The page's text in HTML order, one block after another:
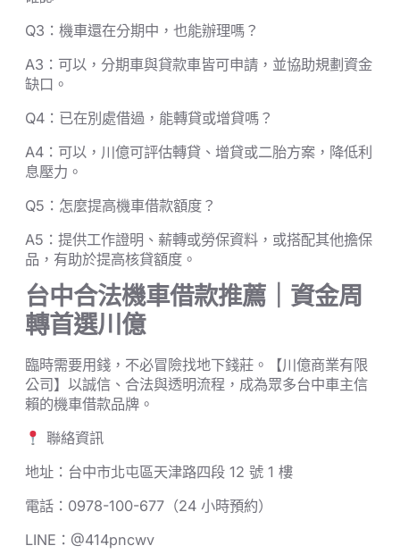
Q3：機車還在分期中，也能辦理嗎？
A3：可以，分期車與貸款車皆可申請，並協助規劃資金
缺口。
Q4：已在別處借過，能轉貸或增貸嗎？
A4：可以，川億可評估轉貸、增貸或二胎方案，降低利
息壓力。
Q5：怎麼提高機車借款額度？
A5：提供工作證明、薪轉或勞保資料，或搭配其他擔保
品，有助於提高核貸額度。
台中合法機車借款推薦｜資金周
轉首選川億
臨時需要用錢，不必冒險找地下錢莊。【川億商業有限
公司】以誠信、合法與透明流程，成為眾多台中車主信
賴的機車借款品牌。
聯絡資訊
地址：台中市北屯區天津路四段 12 號 1 樓
電話：0978-100-677（24 小時預約）
LINE：@414pncwv